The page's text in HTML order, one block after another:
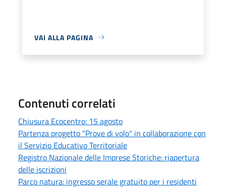
VAI ALLA PAGINA
Contenuti correlati
Chiusura Ecocentro: 15 agosto
Partenza progetto "Prove di volo" in collaborazione con
il Servizio Educativo Territoriale
Registro Nazionale delle Imprese Storiche: riapertura
delle iscrizioni
Parco natura: ingresso serale gratuito per i residenti